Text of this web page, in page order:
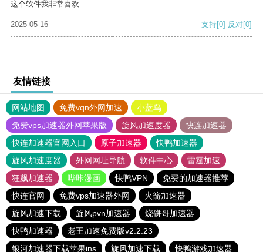
这个软件我非常喜欢
2025-05-16 支持[0] 反对[0]
友情链接
网站地图 免费vqn外网加速
小蓝鸟
免费vps加速器外网苹果版
旋风加速度器
快连加速器
快连加速器官网入口
原子加速器
快鸭加速器
旋风加速度器
外网网址导航 软件中心
雷霆加速
狂飙加速器
哔咔漫画 快鸭VPN
免费的加速器推荐
快连官网
免费vps加速器外网
火箭加速器
旋风加速下载
旋风pvn加速器
烧饼哥加速器
快鸭加速器
老王加速免费版v2.2.23
银河加速器下载苹果ins
旋风加速下载 快鸭游戏加速器